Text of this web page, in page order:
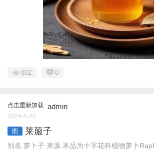
802 0
点击重新加载 admin
2024-4-22
图 莱菔子
别名 萝卜子 来源 本品为十字花科植物萝卜